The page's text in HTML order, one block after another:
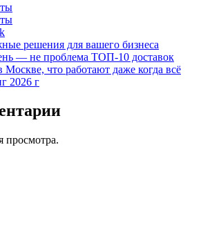
решения для вашего бизнеса
— не проблема ТОП-10 доставок
что работают даже когда всё
2026 г
просмотра.